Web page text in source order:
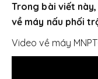
Trong bài viết
về máy nấu phối
Video về máy